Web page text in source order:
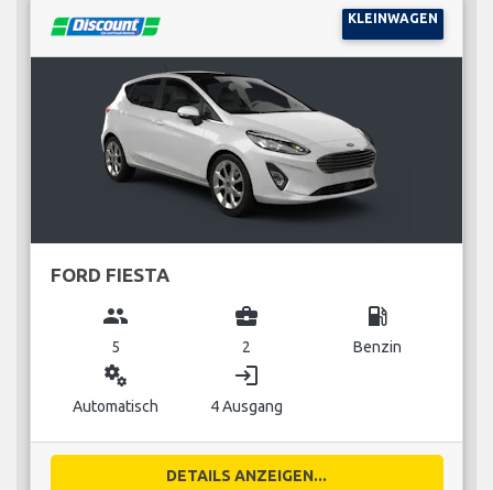
KLEINWAGEN
FORD FIESTA
group
5
business_center
2
local_gas_station
Benzin
miscellaneous_services
Automatisch
login
4 Ausgang
DETAILS ANZEIGEN...